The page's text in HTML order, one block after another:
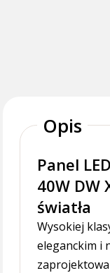
Opis
Panel
40W DW
światła
Wysokiej
eleganckim i